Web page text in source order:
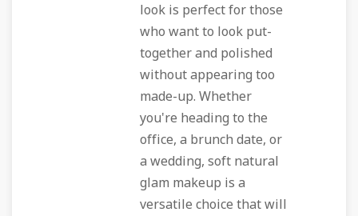
look is perfect for those
who want to look put-
together and polished
without appearing too
made-up. Whether
you're heading to the
office, a brunch date, or
a wedding, soft natural
glam makeup is a
versatile choice that will